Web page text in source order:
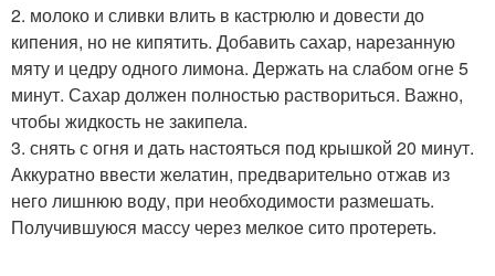
2. молоко и сливки влить в кастрюлю и довести до
кипения, но не кипятить. Добавить сахар, нарезанную
мяту и цедру одного лимона. Держать на слабом огне 5
минут. Сахар должен полностью раствориться. Важно,
чтобы жидкость не закипела.
3. снять с огня и дать настояться под крышкой 20 минут.
Аккуратно ввести желатин, предварительно отжав из
него лишнюю воду, при необходимости размешать.
Получившуюся массу через мелкое сито протереть.